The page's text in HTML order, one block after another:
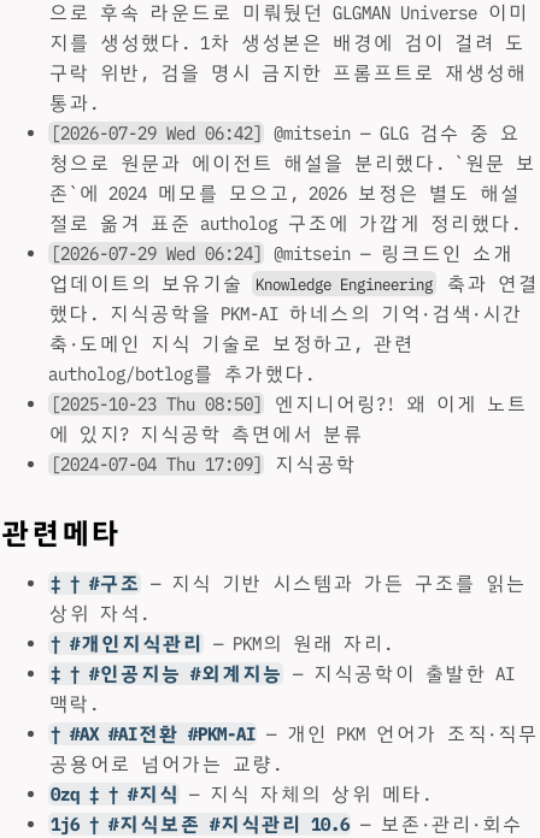
으로 후속 라운드로 미뤄뒀던 GLGMAN Universe 이미
지를 생성했다. 1차 생성본은 배경에 검이 걸려 도
구락 위반, 검을 명시 금지한 프롬프트로 재생성해
통과.
[2026-07-29 Wed 06:42] @mitsein — GLG 검수 중 요
청으로 원문과 에이전트 해설을 분리했다. `원문 보
존`에 2024 메모를 모으고, 2026 보정은 별도 해설
절로 옮겨 표준 autholog 구조에 가깝게 정리했다.
[2026-07-29 Wed 06:24] @mitsein — 링크드인 소개
업데이트의 보유기술
Knowledge Engineering
축과 연결
했다. 지식공학을 PKM-AI 하네스의 기억·검색·시간
축·도메인 지식 기술로 보정하고, 관련
autholog/botlog를 추가했다.
[2025-10-23 Thu 08:50]
엔지니어링?! 왜 이게 노트
에 있지? 지식공학 측면에서 분류
[2024-07-04 Thu 17:09]
지식공학
관련메타
‡ † #구조 — 지식 기반 시스템과 가든 구조를 읽는
상위 자석.
† #개인지식관리
— PKM의 원래 자리.
‡ † #인공지능 #외계지능 — 지식공학이 출발한 AI
맥락.
† #AX #AI전환 #PKM-AI — 개인 PKM 언어가 조직·직무
공용어로 넘어가는 교량.
0zq ‡ † #지식 — 지식 자체의 상위 메타.
1j6 † #지식보존 #지식관리 10.6 — 보존·관리·회수